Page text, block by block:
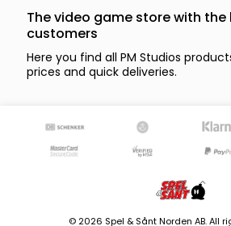
The video game store with
customers
Here you find all PM Studios
prices and quick deliveries.
© 2026 Spel & Sånt Norden AB. All